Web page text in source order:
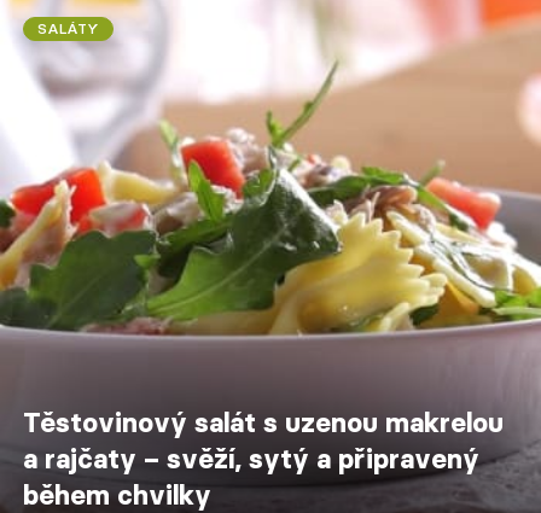
SALÁTY
Těstovinový salát s uzenou makrelou
a rajčaty – svěží, sytý a připravený
během chvilky